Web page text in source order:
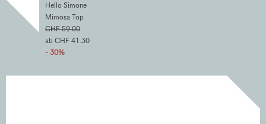
Hello Simone
Mimosa Top
CHF 59.00
ab CHF 41.30
- 30%